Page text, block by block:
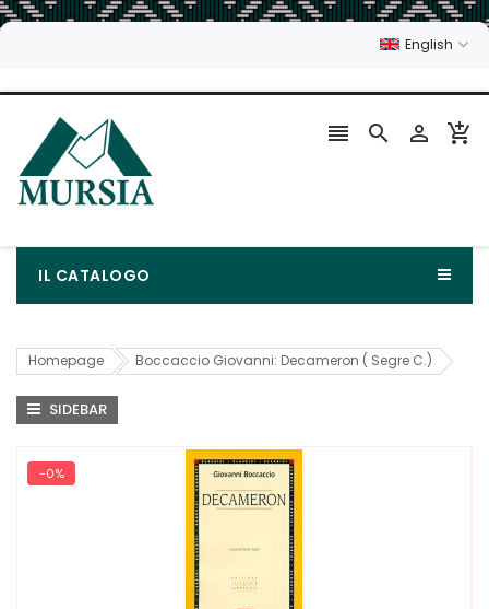
English
   
IL CATALOGO
Homepage Boccaccio Giovanni: Decameron ( Segre C.)
SIDEBAR
-0%